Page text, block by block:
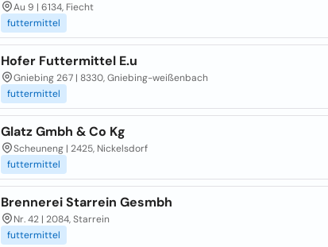
Au 9 | 6134, Fiecht
futtermittel
Hofer Futtermittel E.u
Gniebing 267 | 8330, Gniebing-weißenbach
futtermittel
Glatz Gmbh & Co Kg
Scheuneng | 2425, Nickelsdorf
futtermittel
Brennerei Starrein Gesmbh
Nr. 42 | 2084, Starrein
futtermittel